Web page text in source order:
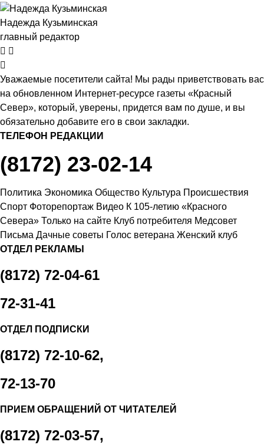
Надежда Кузьминская
главный редактор
Уважаемые посетители сайта! Мы рады приветствовать вас
на обновленном Интернет-ресурсе газеты «Красный
Север», который, уверены, придется вам по душе, и вы
обязательно добавите его в свои закладки.
ТЕЛЕФОН РЕДАКЦИИ
(8172) 23-02-14
Политика Экономика Общество Культура Происшествия
Спорт Фоторепортаж Видео К 105-летию «Красного
Севера» Только на сайте Клуб потребителя Медсовет
Письма Дачные советы Голос ветерана Женский клуб
ОТДЕЛ РЕКЛАМЫ
(8172) 72-04-61
72-31-41
ОТДЕЛ ПОДПИСКИ
(8172) 72-10-62,
72-13-70
ПРИЕМ ОБРАЩЕНИЙ ОТ ЧИТАТЕЛЕЙ
(8172) 72-03-57,